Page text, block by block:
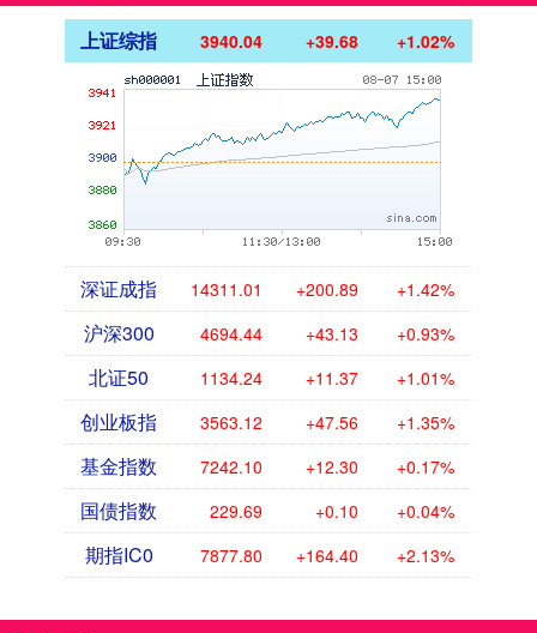
上证综指 3940.04 +39.68 +1.02%
深证成指 14311.01 +200.89 +1.42%
沪深300 4694.44 +43.13 +0.93%
北证50 1134.24 +11.37 +1.01%
创业板指 3563.12 +47.56 +1.35%
基金指数 7242.10 +12.30 +0.17%
国债指数 229.69 +0.10 +0.04%
期指IC0 7877.80 +164.40 +2.13%